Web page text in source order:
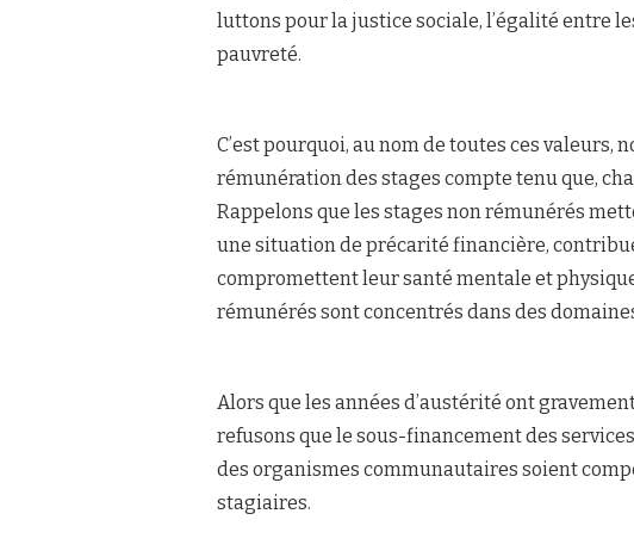
luttons pour la justice sociale, l’égalité entre
pauvreté.
C’est pourquoi, au nom de toutes ces valeurs,
rémunération des stages compte tenu que,
Rappelons que les stages non rémunérés
une situation de précarité financière,
compromettent leur santé mentale et
rémunérés sont concentrés dans des
Alors que les années d’austérité ont
refusons que le sous-financement des
des organismes communautaires soient
stagiaires.